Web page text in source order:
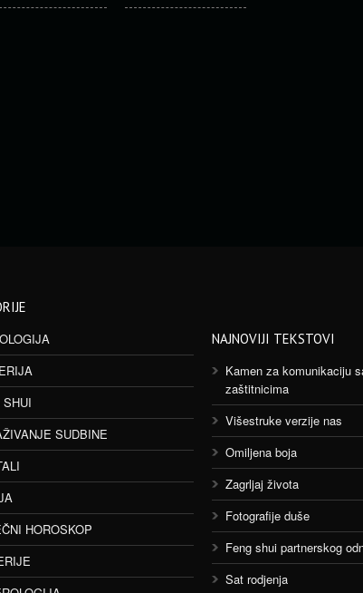
SHUI
SUDBINE
HOROSKOP
NAJNOVIJI TEKSTOVI
Kamen za komunikaciju
zaštitnicima
Višestruke verzije nas
Omiljena boja
Zagrljaj života
Fotografije duše
Feng shui partnerskog
Sat rodjenja